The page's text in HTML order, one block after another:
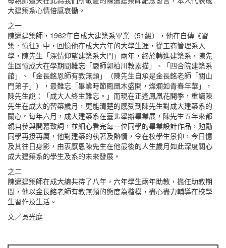
大建築系心情倍感哀慟。
之一
陳邁建築師，1962年自成大建築系畢業（51級），他在自傳《習
築．憶往》中，回憶他在成大六年的大學生涯，從工商管理系入
學，陳先生「深情仰望建築系大門」兩年，終於轉進建築系，陳先
生回憶成大在學期間難忘「嚴師郭柏川教素描」、「四合院建築系
館」、「金長銘恩師有教無類」（陳先生自承是金長銘老師「關山
門弟子」），最難忘「畢業時節鳳凰木盛開，燦爛如青春年華」，
陳先生說：「成大人終生難忘。」而現在正逢鳳凰花開季，重讀陳
先生在成大的習築歲月，更能清楚的感受到陳先生對成大建築系的
關心。每年六月，成大建築系在臺北舉辦畢業展，陳先生五年來都
親自參與開幕致詞，並細心看完每一位同學的畢業設計作品，勉勵
同學再接再厲，他對建築的執著及熱情，令在校學生景仰，今日憶
及其往日身影，由衷感恩陳先生在他最後的人生歲月如此深度關心
成大建築系的學生及系的未來發展。
之二
陳邁建築師在成大總共待了八年，六年學生兩年助教，擔任助教期
間，他以金長銘老師有教無類的態度為楷模，盡心盡力輔導在校學
生習作及生活。
文／吳光庭